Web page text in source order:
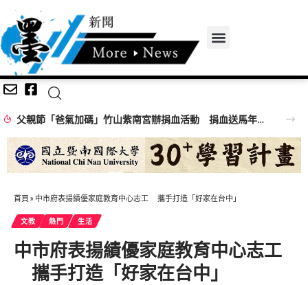
父親節「爸氣加碼」竹山紫南宮辦捐血活動 捐血送馬年項鍊、馬年套幣
首頁 » 中市府表揚績優家庭教育中心志工 攜手打造「好家在台中」
文教 熱門 生活
中市府表揚績優家庭教育中心志工
攜手打造「好家在台中」